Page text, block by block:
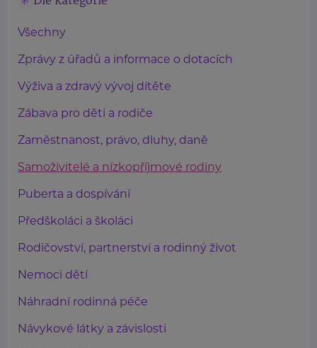
Všechny
Zprávy z úřadů a informace o dotacích
Výživa a zdravý vývoj dítěte
Zábava pro děti a rodiče
Zaměstnanost, právo, dluhy, daně
Samoživitelé a nízkopříjmové rodiny
Puberta a dospívání
Předškoláci a školáci
Rodičovství, partnerství a rodinný život
Nemoci dětí
Náhradní rodinná péče
Návykové látky a závislosti